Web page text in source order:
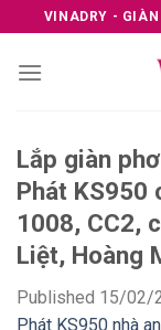
to
content
VINADRY -
Lắp giàn
Phát KS950
1008, CC2,
Liệt, Hoàng
Published 15/02/
Phát KS950 nhà